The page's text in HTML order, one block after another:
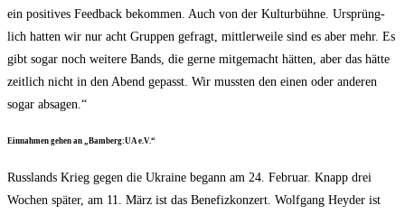
ein posi­ti­ves Feed­back bekom­men. Auch von der Kul­tur­büh­ne. Ursprüng­
lich hat­ten wir nur acht Grup­pen gefragt, mitt­ler­wei­le sind es aber mehr. Es
gibt sogar noch wei­te­re Bands, die ger­ne mit­ge­macht hät­ten, aber das hät­te
zeit­lich nicht in den Abend gepasst. Wir muss­ten den einen oder ande­ren
sogar absagen.“
Ein­nah­men gehen an „Bamberg:UA e.V.“
Russ­lands Krieg gegen die Ukrai­ne begann am 24. Febru­ar. Knapp drei
Wochen spä­ter, am 11. März ist das Bene­fiz­kon­zert. Wolf­gang Heyder ist